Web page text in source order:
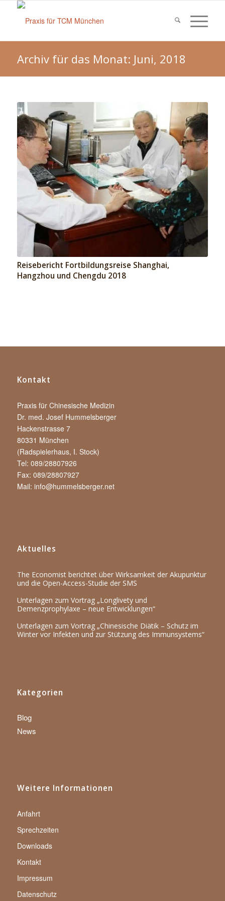
Archiv für das Monat: Juni, 2018
Reisebericht Fortbildungsreise Shanghai,
Hangzhou und Chengdu 2018
Kontakt
Praxis für Chinesische Medizin
Dr. med. Josef Hummelsberger
Hackenstrasse 7
80331 München
(Radspielerhaus, I. Stock)
Tel: 089/28807926
Fax: 089/28807927
Mail: info@hummelsberger.net
Aktuelles
The Economist berichtet über Wirksamkeit der Akupunktur
und die Open-Access-Studie der SMS
Unterlagen zum Vortrag „Longlivety und
Demenzprophylaxe – neue Entwicklungen“
Unterlagen zum Vortrag „Chinesische Diätik – Schutz im
Winter vor Infekten und zur Stützung des Immunsystems“
Kategorien
Blog
News
Weitere Informationen
Anfahrt
Sprechzeiten
Downloads
Kontakt
Impressum
Datenschutz